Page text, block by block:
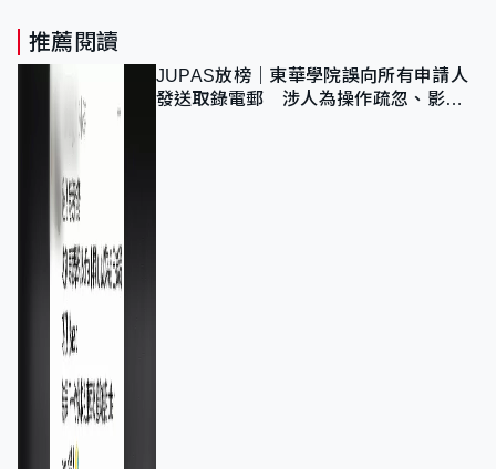
推薦閱讀
JUPAS放榜｜東華學院誤向所有申請人
發送取錄電郵 涉人為操作疏忽、影響